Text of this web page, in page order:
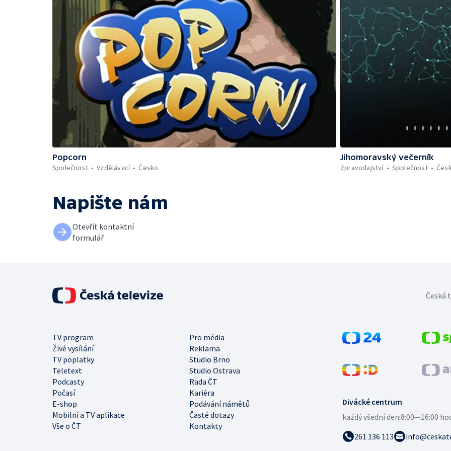
Popcorn
Společnost
Vzdělávací Česko
Jihomoravský večerník
Zpravodajství
Společnost
Napište nám
Otevřít kontaktní
formulář
Divácké centrum
každý všední den:8:00—16:00
261 136 113
TV program
Pro média
Živé vysílání
Reklama
TV poplatky
Studio Brno
Teletext
Studio Ostrava
Podcasty
Rada ČT
Počasí
Kariéra
E-shop
Podávání námětů
Mobilní a TV aplikace
Časté dotazy
Vše o ČT
Kontakty
Česká